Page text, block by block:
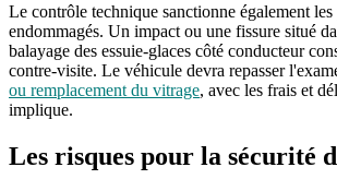
Le contrôle technique sanctionne également les
endommagés. Un impact ou une fissure situé
balayage des essuie-glaces côté conducteur
contre-visite. Le véhicule devra repasser
ou remplacement du vitrage, avec les frais et
implique.
Les risques pour la sécurité